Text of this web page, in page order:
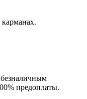
предоплаты.